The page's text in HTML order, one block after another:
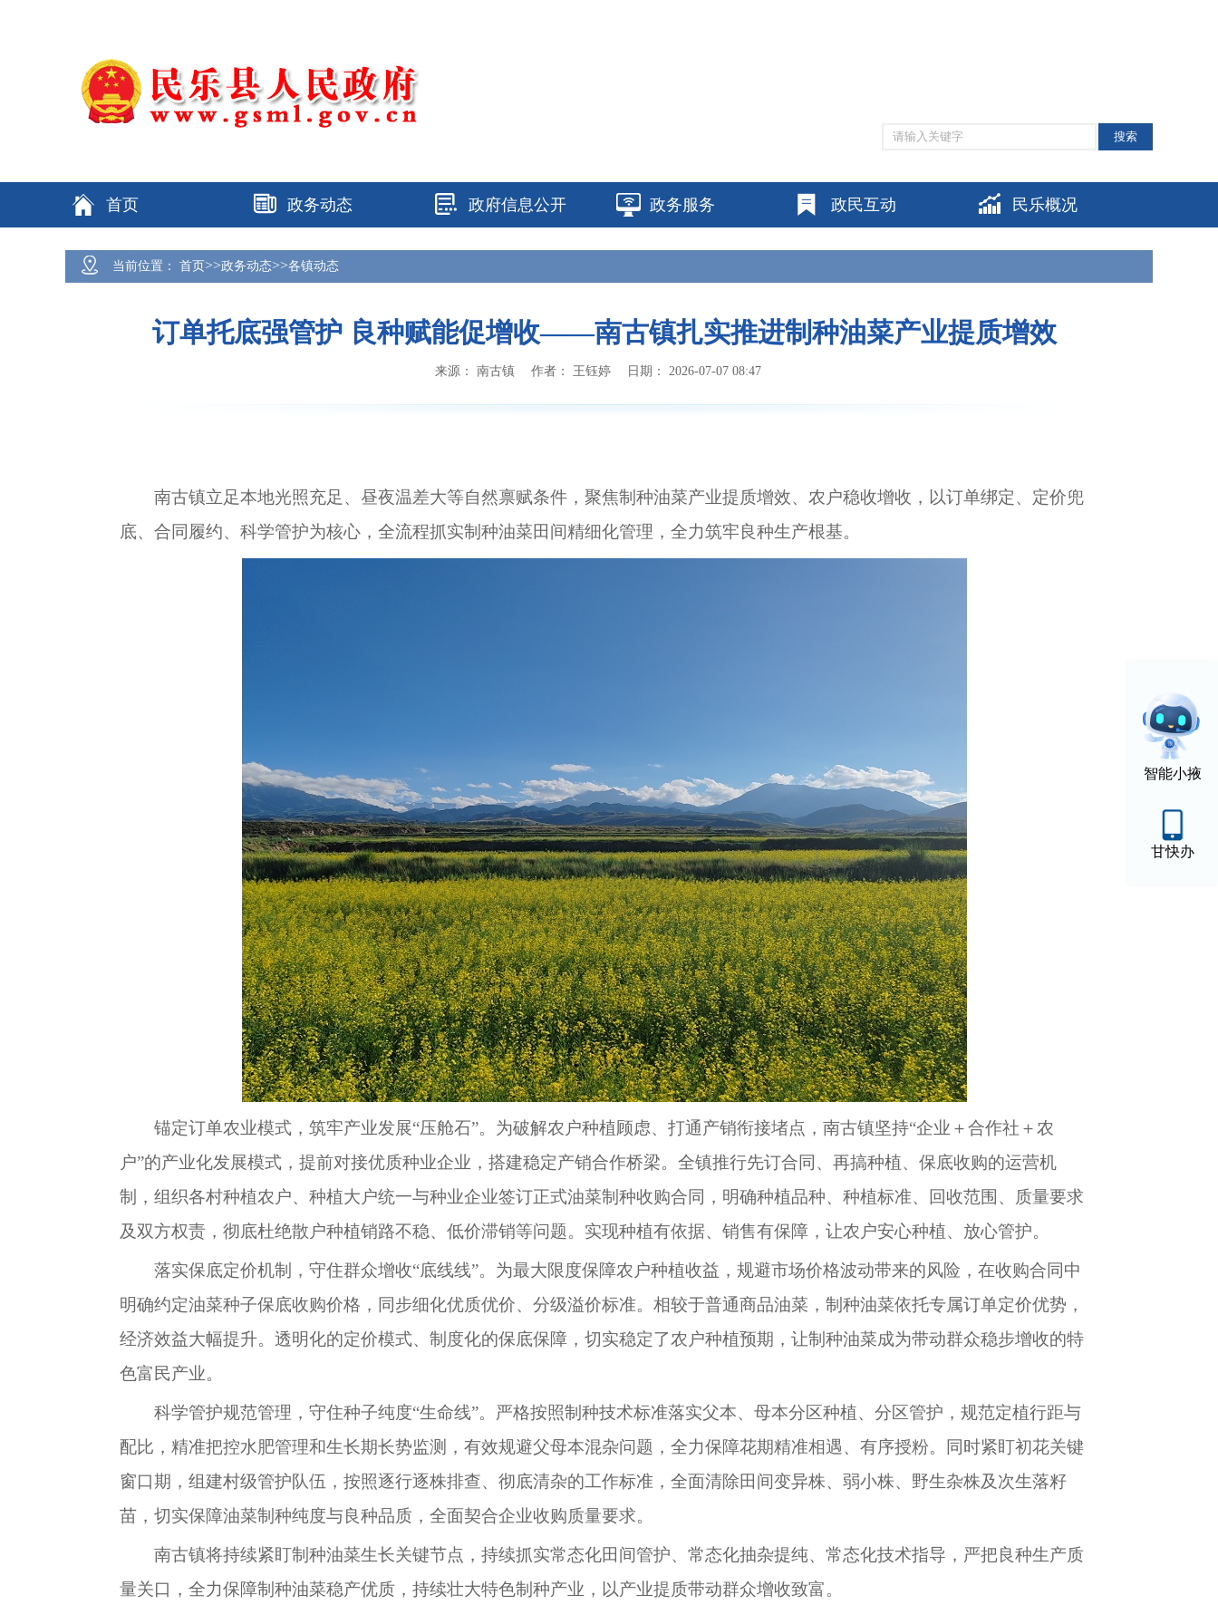
搜索
首页 政务动态 政府信息公开 政务服务 政民互动 民乐概况
智能小掖
甘快办
当前位置： 首页 >>政务动态>>各镇动态
订单托底强管护 良种赋能促增收——南古镇扎实推进制种油菜产业提质增效
来源： 南古镇 作者： 王钰婷 日期： 2026-07-07 08:47
南古镇立足本地光照充足、昼夜温差大等自然禀赋条件，聚焦制种油菜产业提质增效、农户稳收增收，以订单绑定、定价兜
底、合同履约、科学管护为核心，全流程抓实制种油菜田间精细化管理，全力筑牢良种生产根基。
锚定订单农业模式，筑牢产业发展“压舱石”。为破解农户种植顾虑、打通产销衔接堵点，南古镇坚持“企业＋合作社＋农
户”的产业化发展模式，提前对接优质种业企业，搭建稳定产销合作桥梁。全镇推行先订合同、再搞种植、保底收购的运营机
制，组织各村种植农户、种植大户统一与种业企业签订正式油菜制种收购合同，明确种植品种、种植标准、回收范围、质量要求
及双方权责，彻底杜绝散户种植销路不稳、低价滞销等问题。实现种植有依据、销售有保障，让农户安心种植、放心管护。
落实保底定价机制，守住群众增收“底线线”。为最大限度保障农户种植收益，规避市场价格波动带来的风险，在收购合同中
明确约定油菜种子保底收购价格，同步细化优质优价、分级溢价标准。相较于普通商品油菜，制种油菜依托专属订单定价优势，
经济效益大幅提升。透明化的定价模式、制度化的保底保障，切实稳定了农户种植预期，让制种油菜成为带动群众稳步增收的特
色富民产业。
科学管护规范管理，守住种子纯度“生命线”。严格按照制种技术标准落实父本、母本分区种植、分区管护，规范定植行距与
配比，精准把控水肥管理和生长期长势监测，有效规避父母本混杂问题，全力保障花期精准相遇、有序授粉。同时紧盯初花关键
窗口期，组建村级管护队伍，按照逐行逐株排查、彻底清杂的工作标准，全面清除田间变异株、弱小株、野生杂株及次生落籽
苗，切实保障油菜制种纯度与良种品质，全面契合企业收购质量要求。
南古镇将持续紧盯制种油菜生长关键节点，持续抓实常态化田间管护、常态化抽杂提纯、常态化技术指导，严把良种生产质
量关口，全力保障制种油菜稳产优质，持续壮大特色制种产业，以产业提质带动群众增收致富。